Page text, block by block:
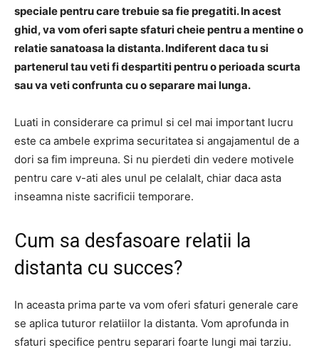
speciale pentru care trebuie sa fie pregatiti. In acest
ghid, va vom oferi sapte sfaturi cheie pentru a mentine o
relatie sanatoasa la distanta. Indiferent daca tu si
partenerul tau veti fi despartiti pentru o perioada scurta
sau va veti confrunta cu o separare mai lunga.
Luati in considerare ca primul si cel mai important lucru
este ca ambele exprima securitatea si angajamentul de a
dori sa fim impreuna. Si nu pierdeti din vedere motivele
pentru care v-ati ales unul pe celalalt, chiar daca asta
inseamna niste sacrificii temporare.
Cum sa desfasoare relatii la
distanta cu succes?
In aceasta prima parte va vom oferi sfaturi generale care
se aplica tuturor relatiilor la distanta. Vom aprofunda in
sfaturi specifice pentru separari foarte lungi mai tarziu.